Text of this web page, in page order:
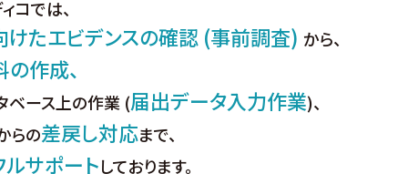
コでは、
けたエビデンスの確認 (事前調査) から、
作成、
ベース上の作業 (届出データ入力作業)、
らの差戻し対応まで、
ルサポートしております。